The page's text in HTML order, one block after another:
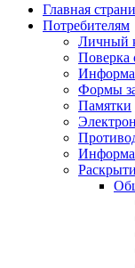
Главная
Потребителям
Личный
Поверка
Формы
Памятки